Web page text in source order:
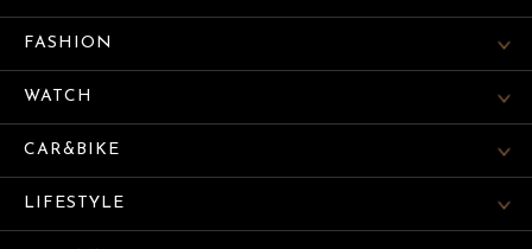
FASHION
WATCH
CAR&BIKE
LIFESTYLE